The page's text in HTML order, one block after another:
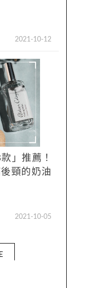
2021-10-12
」推薦！
頸的奶油
2021-10-05